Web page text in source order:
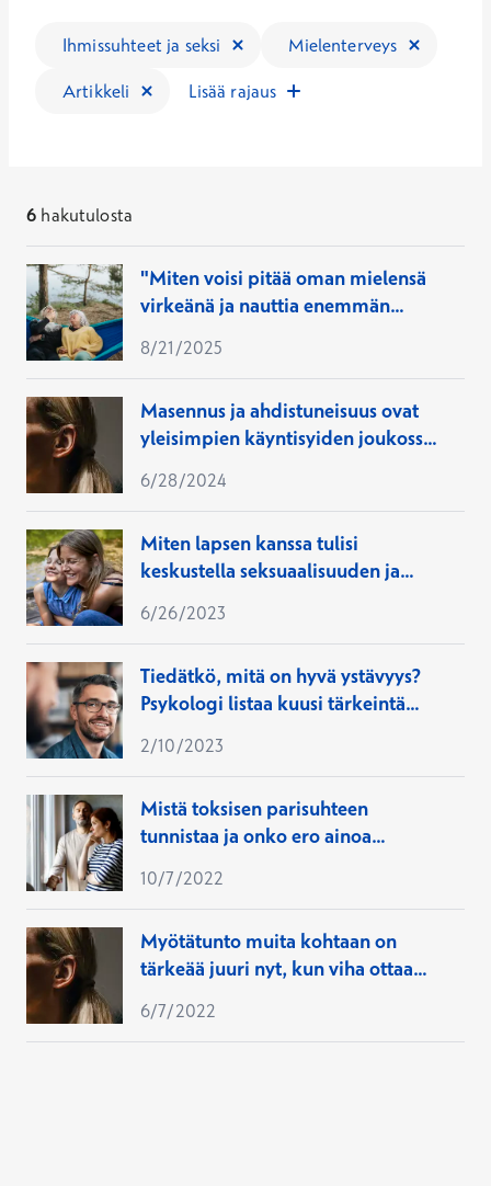
Ihmissuhteet ja seksi
Mielenterveys
Artikkeli Lisää rajaus
6 hakutulosta
"Miten voisi pitää oman mielensä
virkeänä ja nauttia enemmän
8/21/2025
Masennus ja ahdistuneisuus ovat
yleisimpien käyntisyiden joukossa
6/28/2024
Miten lapsen kanssa tulisi
keskustella seksuaalisuuden ja
moninaisuudesta?
6/26/2023
Tiedätkö, mitä on hyvä ystävyys?
Psykologi listaa kuusi tärkeintä
2/10/2023
Mistä toksisen parisuhteen
tunnistaa ja onko ero ainoa
10/7/2022
Myötätunto muita kohtaan on
tärkeää juuri nyt, kun viha ottaa
6/7/2022